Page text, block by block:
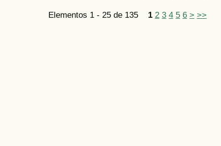
Elementos 1 - 25 de 135 1 2 3 4 5 6 > >>